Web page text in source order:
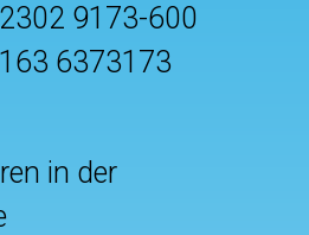
9173-600
6373173
in der